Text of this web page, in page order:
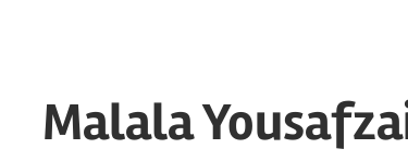
Malala